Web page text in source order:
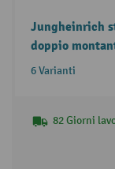
Jungheinrich
doppio
portata 1.200 kg
6 Varianti
82 Giorni